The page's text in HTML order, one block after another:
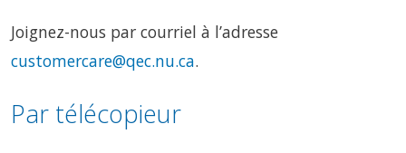
Joignez-nous par courriel à l’adresse
customercare@qec.nu.ca.
Par télécopieur